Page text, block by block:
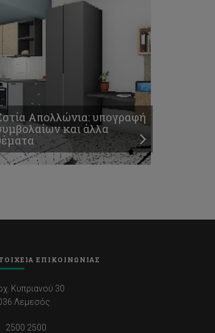
Απολλώνια: υπογραφή
και άλλα
ΕΠΙΚΟΙΝΩΝΙΑΣ
Κυπριανού 30
Λεμεσός
2500 2500